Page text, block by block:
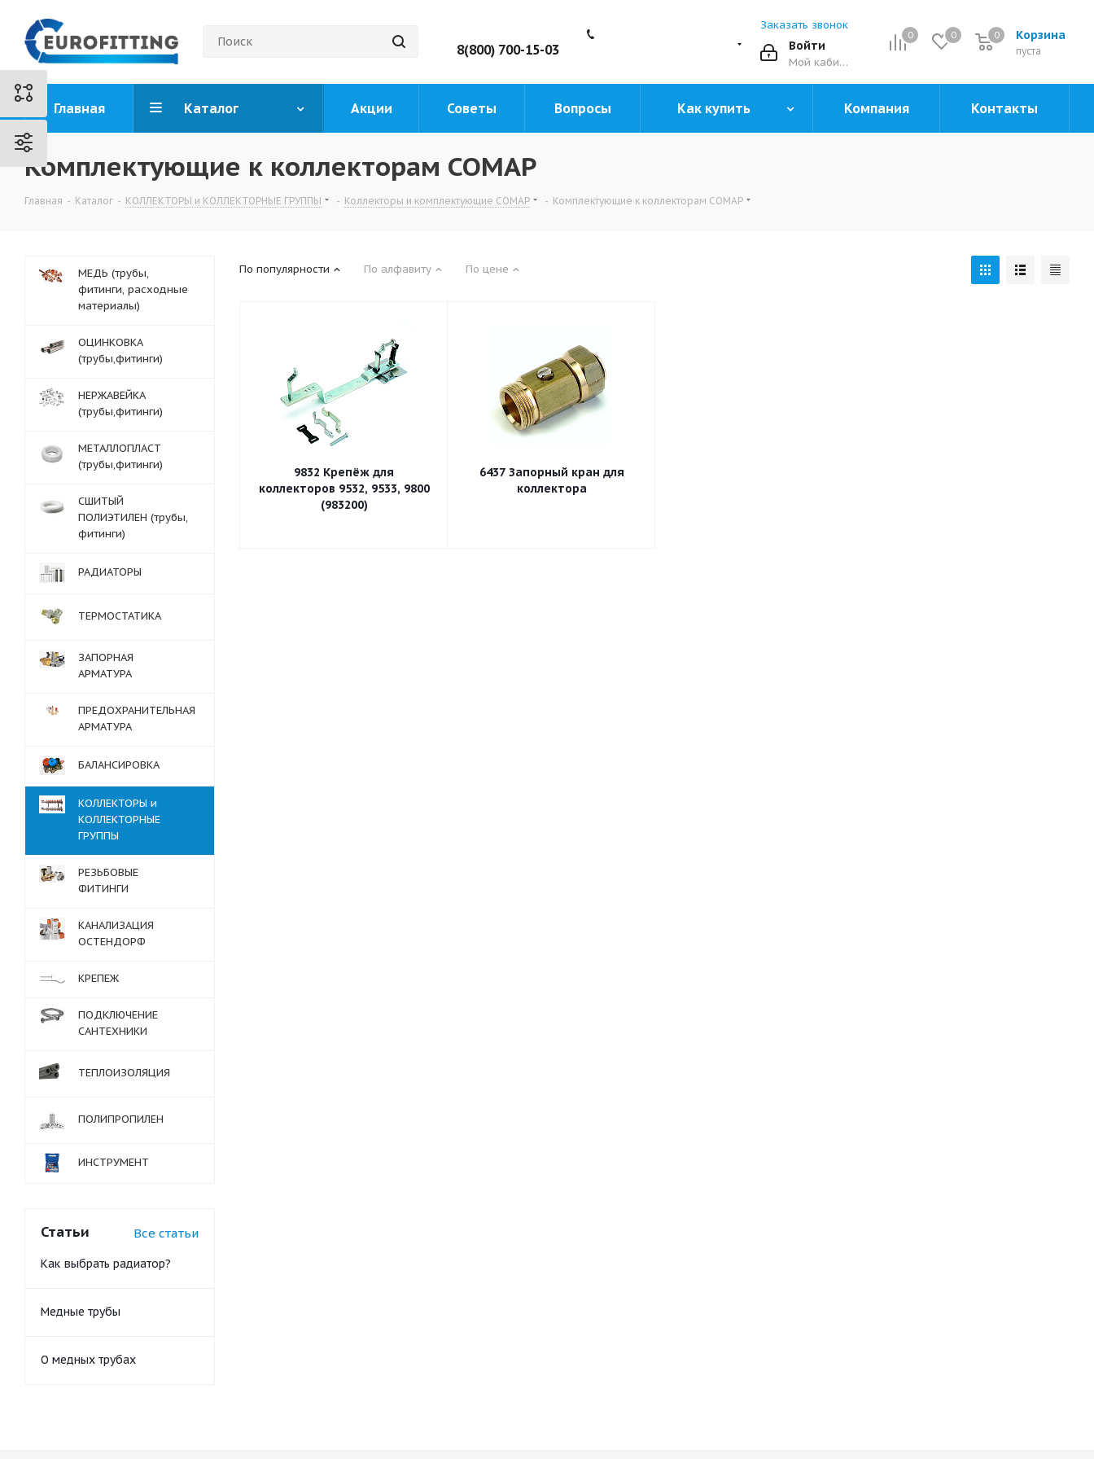
0 0 Корзина
0
пуста
0
Заказать звонок
Войти
Мой кабинет
8(800) 700-15-03
Главная Каталог Акции Советы Вопросы Как купить Компания Контакты
Комплектующие к коллекторам СОМАР
Главная - Каталог - КОЛЛЕКТОРЫ и КОЛЛЕКТОРНЫЕ ГРУППЫ - Коллекторы и комплектующие СОМАР - Комплектующие к коллекторам СОМАР
По популярности По алфавиту По цене
9832 Крепёж для
коллекторов 9532, 9533, 9800
(983200)
6437 Запорный кран для
коллектора
МЕДЬ (трубы,
фитинги, расходные
материалы)
ОЦИНКОВКА
(трубы,фитинги)
НЕРЖАВЕЙКА
(трубы,фитинги)
МЕТАЛЛОПЛАСТ
(трубы,фитинги)
СШИТЫЙ
ПОЛИЭТИЛЕН (трубы,
фитинги)
РАДИАТОРЫ
ТЕРМОСТАТИКА
ЗАПОРНАЯ
АРМАТУРА
ПРЕДОХРАНИТЕЛЬНАЯ
АРМАТУРА
БАЛАНСИРОВКА
КОЛЛЕКТОРЫ и
КОЛЛЕКТОРНЫЕ
ГРУППЫ
РЕЗЬБОВЫЕ
ФИТИНГИ
КАНАЛИЗАЦИЯ
ОСТЕНДОРФ
КРЕПЕЖ
ПОДКЛЮЧЕНИЕ
САНТЕХНИКИ
ТЕПЛОИЗОЛЯЦИЯ
ПОЛИПРОПИЛЕН
ИНСТРУМЕНТ
Статьи Все статьи
Как выбрать радиатор?
Медные трубы
О медных трубах